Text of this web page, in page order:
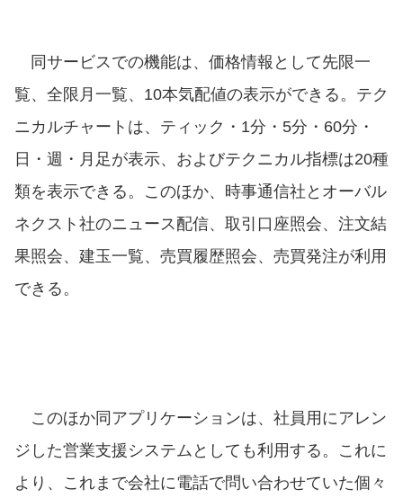
同サービスでの機能は、価格情報として先限一
覧、全限月一覧、10本気配値の表示ができる。テク
ニカルチャートは、ティック・1分・5分・60分・
日・週・月足が表示、およびテクニカル指標は20種
類を表示できる。このほか、時事通信社とオーバル
ネクスト社のニュース配信、取引口座照会、注文結
果照会、建玉一覧、売買履歴照会、売買発注が利用
できる。
このほか同アプリケーションは、社員用にアレン
ジした営業支援システムとしても利用する。これに
より、これまで会社に電話で問い合わせていた個々